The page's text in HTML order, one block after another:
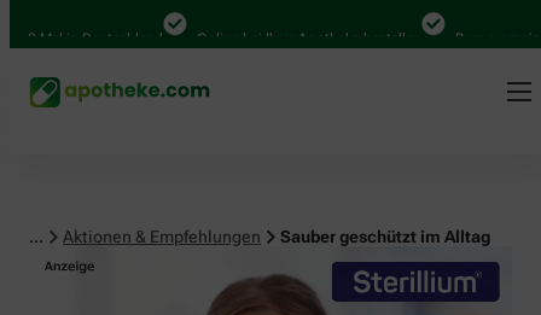
in Deutschland Online bei Ihrer Apotheke bestellen Bequem
... Aktionen & Empfehlungen Sauber geschützt im Alltag